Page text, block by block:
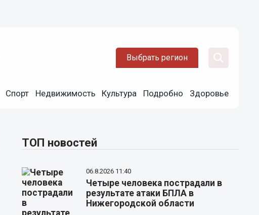
Выбрать регион
Спорт Недвижимость Культура Подробно Здоровье
ТОП новостей
06.8.2026 11:40
Четыре человека пострадали в
результате атаки БПЛА в
Нижегородской области